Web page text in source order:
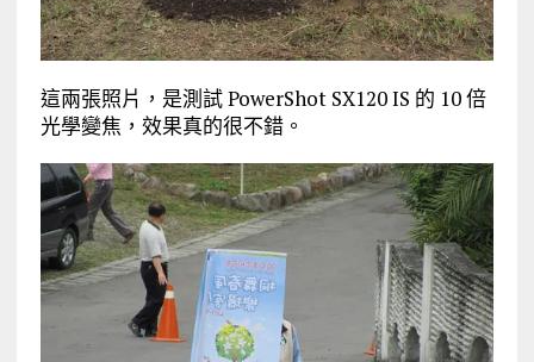
這兩張照片，是測試 PowerShot SX120 IS 的 10 倍
光學變焦，效果真的很不錯。